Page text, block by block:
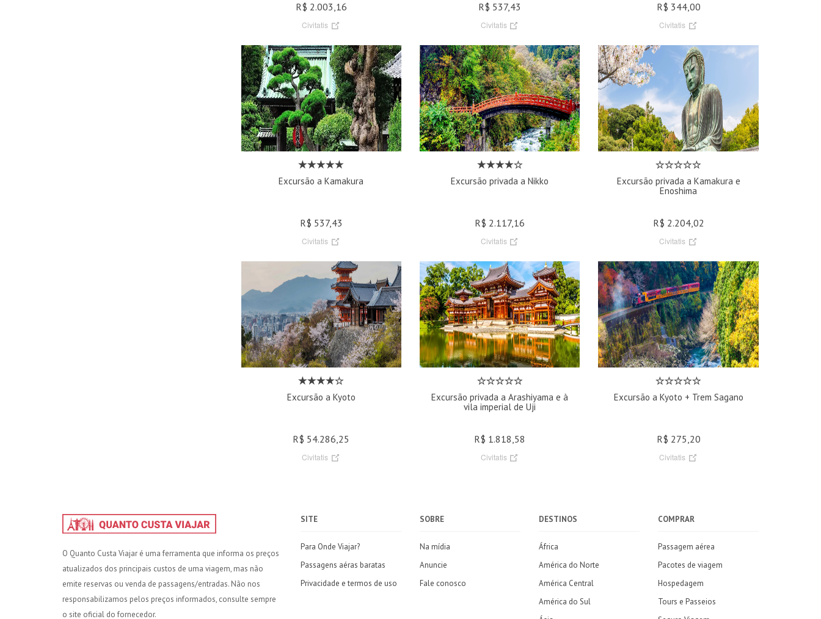
R$ 2.003,16
Civitatis
R$ 537,43
Civitatis
R$ 344,00
Civitatis
Excursão a Kamakura
R$ 537,43
Civitatis
Excursão privada a Nikko
R$ 2.117,16
Civitatis
Excursão privada a Kamakura e
Enoshima
R$ 2.204,02
Civitatis
Excursão a Kyoto
R$ 54.286,25
Civitatis
Excursão privada a Arashiyama e à
vila imperial de Uji
R$ 1.818,58
Civitatis
Excursão a Kyoto + Trem Sagano
R$ 275,20
Civitatis
O Quanto Custa Viajar é uma ferramenta que informa os preços
atualizados dos principais custos de uma viagem, mas não
emite reservas ou venda de passagens/entradas. Não nos
responsabilizamos pelos preços informados, consulte sempre
o site oficial do fornecedor.
SITE
Para Onde Viajar?
Passagens aéras baratas
Privacidade e termos de uso
SOBRE
Na mídia
Anuncie
Fale conosco
DESTINOS
África
América do Norte
América Central
América do Sul
COMPRAR
Passagem aérea
Pacotes de viagem
Hospedagem
Tours e Passeios